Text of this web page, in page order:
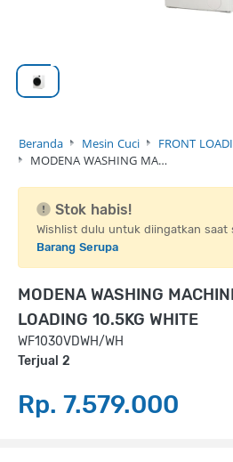
Beranda Mesin Cuci FRONT
MODENA WASHING MA…
Stok habis!
Wishlist dulu untuk diingatkan saat
Barang Serupa
MODENA WASHING
LOADING 10.5KG WHITE
WF1030VDWH/WH
Terjual 2
Rp. 7.579.000